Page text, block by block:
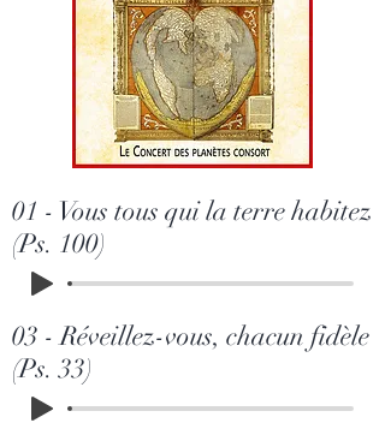
01 - Vous tous qui la terre habitez
(Ps. 100)
03 - Réveillez-vous, chacun fidèle
(Ps. 33)